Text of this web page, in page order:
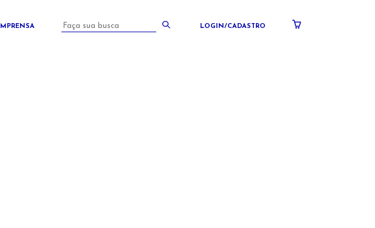
IMPRENSA LOGIN/CADASTRO